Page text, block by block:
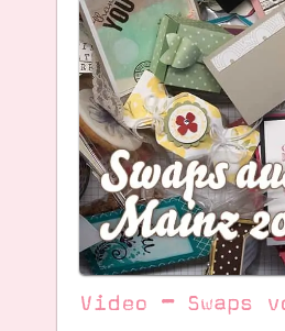
Video – Swaps